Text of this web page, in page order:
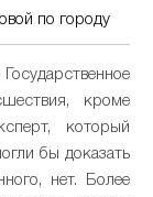
по городу
кроме
который
бы доказать
нет. Более